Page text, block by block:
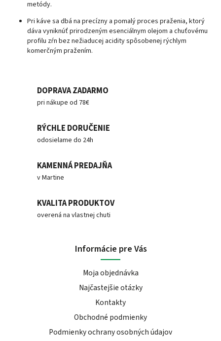
metódy.
Pri káve sa dbá na precízny a pomalý proces praženia, ktorý
dáva vyniknúť prirodzeným esenciálnym olejom a chuťovému
profilu zŕn bez nežiaducej acidity spôsobenej rýchlym
komerčným pražením.
DOPRAVA ZADARMO
pri nákupe od 78€
RÝCHLE DORUČENIE
odosielame do 24h
KAMENNÁ PREDAJŇA
v Martine
KVALITA PRODUKTOV
overená na vlastnej chuti
Informácie pre Vás
Moja objednávka
Najčastejšie otázky
Kontakty
Obchodné podmienky
Podmienky ochrany osobných údajov